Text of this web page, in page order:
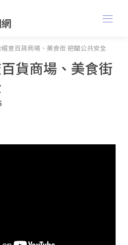
稽查百貨商場、美食街 把關公共安全
貨商場、美食街